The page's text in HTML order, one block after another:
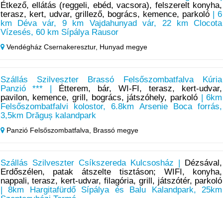
Étkező, ellátás (reggeli, ebéd, vacsora), felszerelt konyha,
terasz, kert, udvar, grillező, bogrács, kemence, parkoló | 6
km Déva vár, 9 km Vajdahunyad vár, 22 km Clocota
Vízesés, 60 km Sípálya Rausor
Vendégház Csernakeresztur, Hunyad megye
Szállás Szilveszter Brassó Felsőszombatfalva Kúria
Panzió *** |
Étterem, bár, WI-FI, terasz, kert-udvar,
pavilon, kemence, grill, bogrács, játszóhely, parkoló | 6km
Felsőszombatfalvi kolostor, 6.8km Arsenie Boca forrás,
3,5km Drăguș kalandpark
Panzió Felsőszombatfalva, Brassó megye
Szállás Szilveszter Csíkszereda Kulcsosház |
Dézsával,
Erdőszélen, patak átszelte tisztáson; WIFI, konyha,
nappali, terasz, kert-udvar, filagória, grill, játszótér, parkoló
| 8km Hargitafürdő Sípálya és Balu Kalandpark, 25km